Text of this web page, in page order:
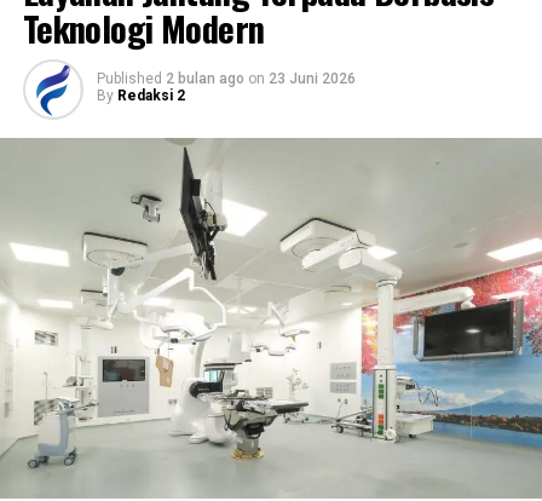
Teknologi Modern
Published 2 bulan ago on 23 Juni 2026
By Redaksi 2